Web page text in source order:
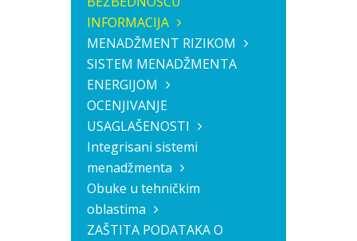
INFORMACIJA
MENADŽMENT RIZIKOM
SISTEM MENADŽMENTA
ENERGIJOM
OCENJIVANJE
USAGLAŠENOSTI
Integrisani sistemi
menadžmenta
Obuke u tehničkim
oblastima
ZAŠTITA PODATAKA O